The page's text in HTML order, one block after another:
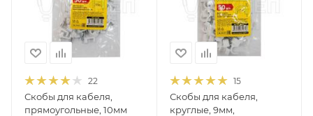
22
Скобы для кабеля,
прямоугольные, 10мм
15
Скобы для кабеля,
круглые, 9мм,